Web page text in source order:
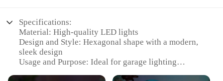
Specifications:
Material: High-quality LED lights
Design and Style: Hexagonal shape with a modern,
sleek design
Usage and Purpose: Ideal for garage lighting